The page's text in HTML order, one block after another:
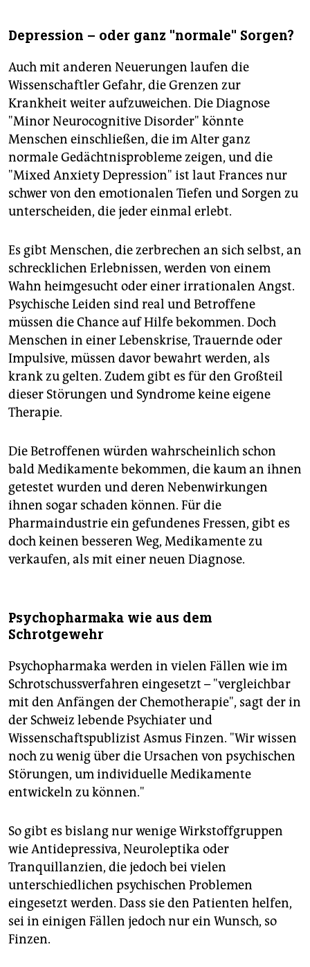
Depression – oder ganz "normale" Sorgen?
Auch mit anderen Neuerungen laufen die
Wissenschaftler Gefahr, die Grenzen zur
Krankheit weiter aufzuweichen. Die Diagnose
"Minor Neurocognitive Disorder" könnte
Menschen einschließen, die im Alter ganz
normale Gedächtnisprobleme zeigen, und die
"Mixed Anxiety Depression" ist laut Frances nur
schwer von den emotionalen Tiefen und Sorgen zu
unterscheiden, die jeder einmal erlebt.
Es gibt Menschen, die zerbrechen an sich selbst, an
schrecklichen Erlebnissen, werden von einem
Wahn heimgesucht oder einer irrationalen Angst.
Psychische Leiden sind real und Betroffene
müssen die Chance auf Hilfe bekommen. Doch
Menschen in einer Lebenskrise, Trauernde oder
Impulsive, müssen davor bewahrt werden, als
krank zu gelten. Zudem gibt es für den Großteil
dieser Störungen und Syndrome keine eigene
Therapie.
Die Betroffenen würden wahrscheinlich schon
bald Medikamente bekommen, die kaum an ihnen
getestet wurden und deren Nebenwirkungen
ihnen sogar schaden können. Für die
Pharmaindustrie ein gefundenes Fressen, gibt es
doch keinen besseren Weg, Medikamente zu
verkaufen, als mit einer neuen Diagnose.
Psychopharmaka wie aus dem
Schrotgewehr
Psychopharmaka werden in vielen Fällen wie im
Schrotschussverfahren eingesetzt – "vergleichbar
mit den Anfängen der Chemotherapie", sagt der in
der Schweiz lebende Psychiater und
Wissenschaftspublizist Asmus Finzen. "Wir wissen
noch zu wenig über die Ursachen von psychischen
Störungen, um individuelle Medikamente
entwickeln zu können."
So gibt es bislang nur wenige Wirkstoffgruppen
wie Antidepressiva, Neuroleptika oder
Tranquillanzien, die jedoch bei vielen
unterschiedlichen psychischen Problemen
eingesetzt werden. Dass sie den Patienten helfen,
sei in einigen Fällen jedoch nur ein Wunsch, so
Finzen.